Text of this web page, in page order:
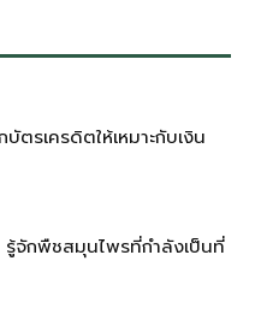
ตรเครดิตให้เหมาะกับเงิน
จักพืชสมุนไพรที่กำลังเป็นที่